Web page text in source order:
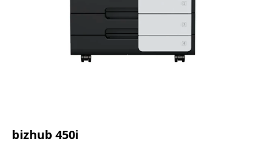
bizhub 450i